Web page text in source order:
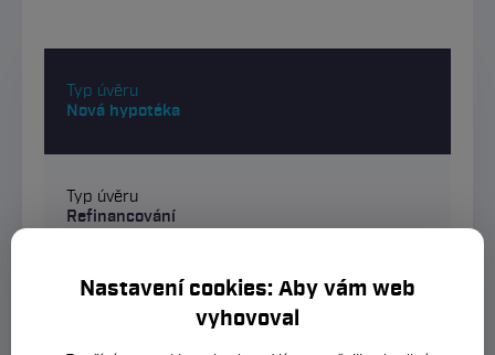
Typ úvěru
Nová hypotéka
Typ úvěru
Refinancování
Typ úvěru
Americká hypotéka
Nastavení cookies: Aby vám web
vyhovoval